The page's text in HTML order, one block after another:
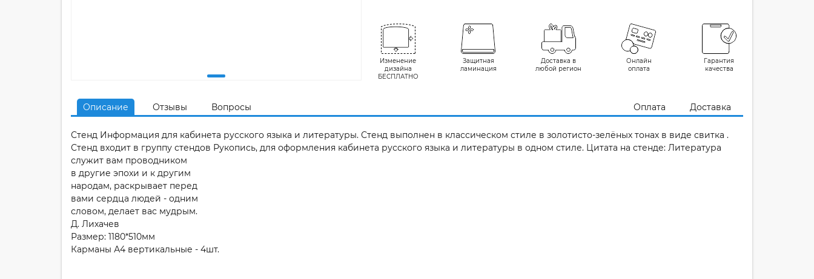
Изменение
дизайна
БЕСПЛАТНО
Защитная
ламинация
Доставка в
любой регион
Онлайн
оплата
Гарантия
качества
Описание Отзывы Вопросы Оплата Доставка
Стенд Информация для кабинета русского языка и литературы. Стенд выполнен в классическом стиле в золотисто-зелёных тонах в виде свитка .
Стенд входит в группу стендов Рукопись, для оформления кабинета русского языка и литературы в одном стиле. Цитата на стенде: Литература
служит вам проводником
в другие эпохи и к другим
народам, раскрывает перед
вами сердца людей - одним
словом, делает вас мудрым.
Д. Лихачев
Размер: 1180*510мм
Карманы А4 вертикальные - 4шт.